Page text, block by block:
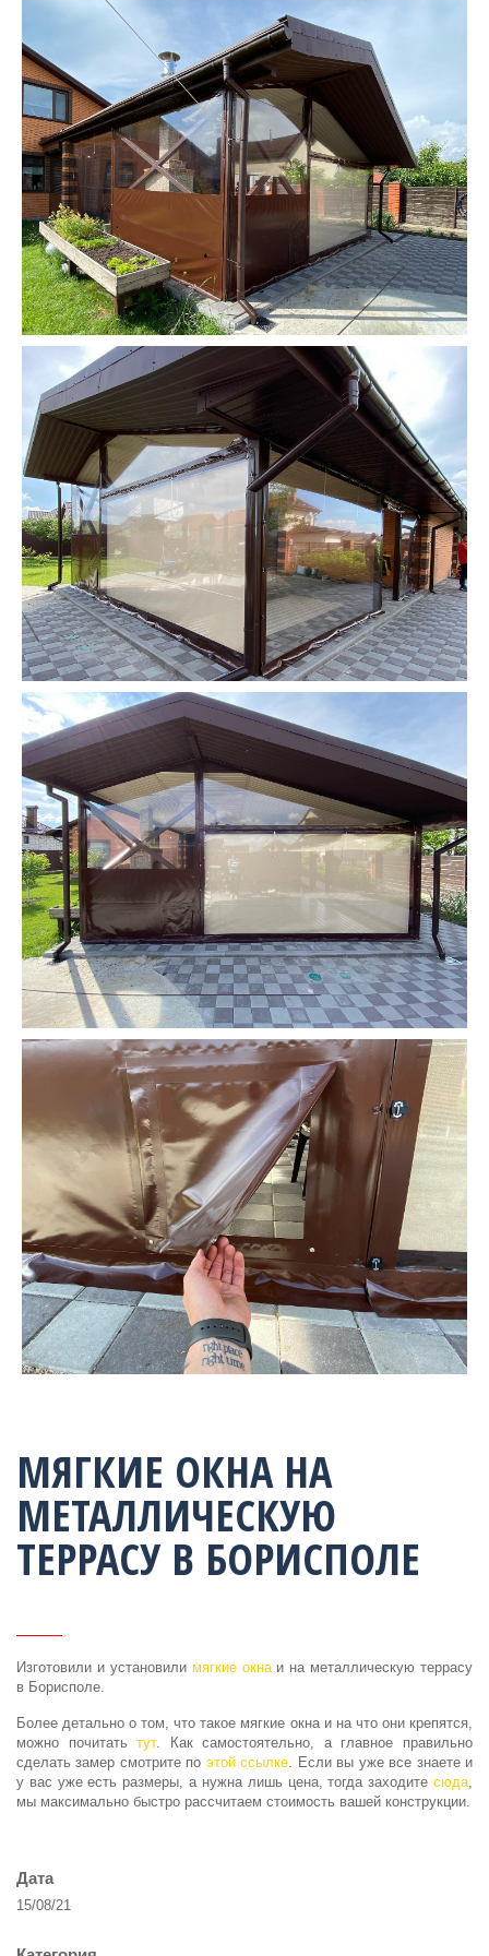
МЯГКИЕ ОКНА НА
МЕТАЛЛИЧЕСКУЮ
ТЕРРАСУ В БОРИСПОЛЕ
Изготовили и установили мягкие окнаи на металлическую террасу
в Борисполе.
Более детально о том, что такое мягкие окна и на что они крепятся,
можно почитатьтут. Как самостоятельно, а главное правильно
сделать замер смотрите по этой ссылке. Если вы уже все знаете и
у вас уже есть размеры, а нужна лишь цена, тогда заходите сюда,
мы максимально быстро рассчитаем стоимость вашей конструкции.
Дата
15/08/21